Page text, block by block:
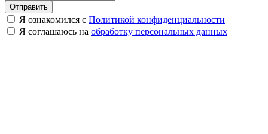
Отправить
Я ознакомился с Политикой конфиденциальности
Я соглашаюсь на обработку персональных данных